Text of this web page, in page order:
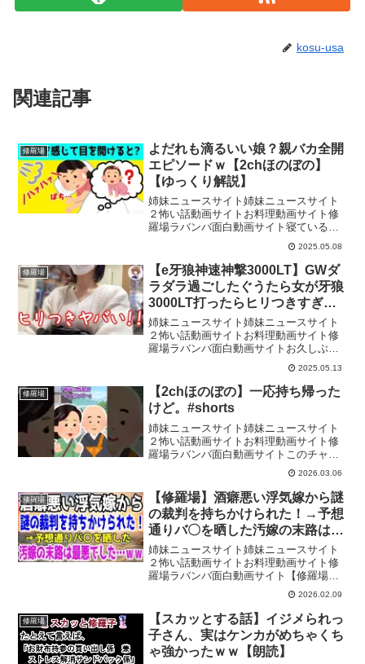
kosu-usa
関連記事
修羅場
よだれも滴るいい娘？親バカ全開
エピソードｗ【2chほのぼの】
【ゆっくり解説】
姉妹ニュースサイト姉妹ニュースサイト
２怖い話動画サイトお料理動画サイト修
羅場ラバンバ面白動画サイト寝ている
時、何か気配を感じたので目を開ける
と…？当チャンネルでは「2ちゃんねる/
５ちゃんねる」の面白いスレやほのぼの
したスレ、泣けるスレなどを...
2025.05.08
修羅場
【e牙狼神速神撃3000LT】GWダ
ラダラ過ごしたぐうたら女が牙狼
3000LT打ったらヒリつきすぎた
結果
姉妹ニュースサイト姉妹ニュースサイト
２怖い話動画サイトお料理動画サイト修
羅場ラバンバ面白動画サイトお久しぶり
ですめぐみです。いつもご視聴ありがと
うございます。e牙狼神速神撃3000LTを
打ってきました。※現在YouTube以外に
動画投稿はし...
2025.05.13
修羅場
【2chほのぼの】一応持ち帰った
けど。#shorts
姉妹ニュースサイト姉妹ニュースサイト
２怖い話動画サイトお料理動画サイト修
羅場ラバンバ面白動画サイトこのチャン
ネルは2chの【スカッと】【面白い】【泣
ける】お話をまとめています。チャンネ
ル登録よろしくお願いします‼元スレ：
https://ka...
2026.03.06
修羅場
【修羅場】酒癖悪い浮気嫁から謎
の裁判を持ちかけられた！→予想
通りバ〇を晒した汚嫁の末路は最
悪でした…ｗｗ
姉妹ニュースサイト姉妹ニュースサイト
２怖い話動画サイトお料理動画サイト修
羅場ラバンバ面白動画サイト【修羅場】
酒癖悪い浮気嫁から謎の裁判を持ちかけ
られた！→予想通りバ〇を晒した汚嫁の
末路は最悪でした…ｗｗ涙の動画をご視
聴いただき有難うございま...
2026.02.09
修羅場
【スカッとする話】イジメられっ
子さん、実はケンカがめちゃくち
ゃ強かったｗｗ【朗読】